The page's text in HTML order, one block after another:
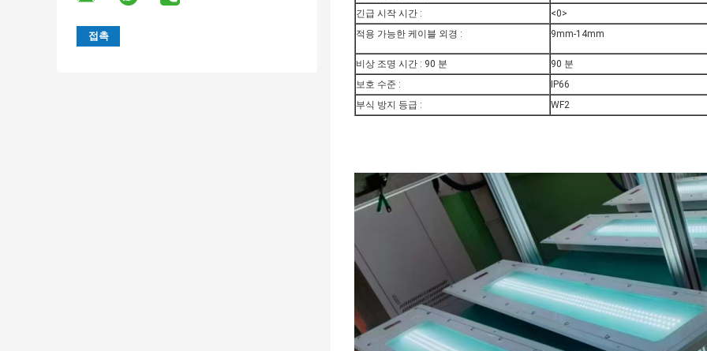
긴급 시작 시간 :
<0>
적용 가능한 케이블 외경 :
9mm-14mm
비상 조명 시간 : 90 분
90 분
보호 수준 :
IP66
부식 방지 등급 :
WF2